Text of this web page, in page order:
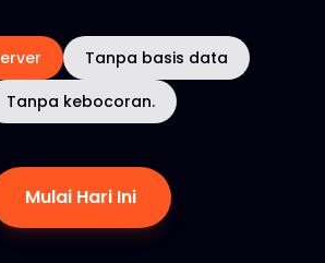
Tanpa basis data
Tanpa kebocoran.
Mulai Hari Ini